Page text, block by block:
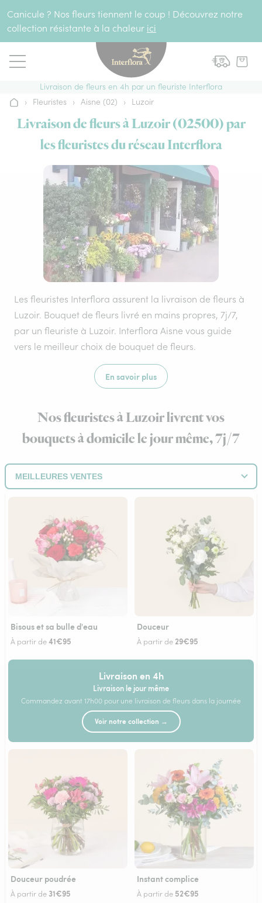
Canicule ? Nos fleurs tiennent le coup ! Découvrez notre
collection résistante à la chaleur ici
Livraison de fleurs en 4h par un fleuriste Interflora
Accueil
› Fleuristes › Aisne (02) › Luzoir
Livraison de fleurs à Luzoir (02500) par
les fleuristes du réseau Interflora
Les fleuristes Interflora assurent la livraison de fleurs à
Luzoir. Bouquet de fleurs livré en mains propres, 7j/7,
par un fleuriste à Luzoir. Interflora Aisne vous guide
vers le meilleur choix de bouquet de fleurs.
En savoir plus
Nos fleuristes à Luzoir livrent vos
bouquets à domicile le jour même, 7j/7
Bisous et sa bulle d'eau
À partir de41€95
Douceur
À partir de 29€95
Livraison en 4h
Livraison le jour même
Commandez avant 17h00 pour une livraison de fleurs dans la journée
Voir notre collection →
Douceur poudrée
À partir de 31€95
Instant complice
À partir de 52€95